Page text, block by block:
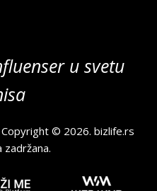
u svetu
© 2026.bizlife.rs
zadržana.